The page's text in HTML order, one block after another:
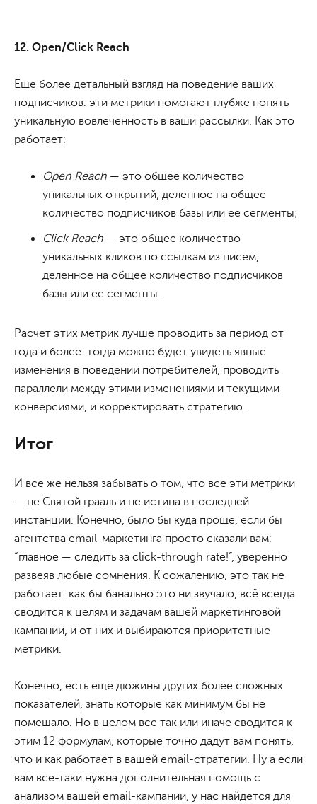
12. Open/Click Reach
Еще более детальный взгляд на поведение ваших
подписчиков: эти метрики помогают глубже понять
уникальную вовлеченность в ваши рассылки. Как это
работает:
Open Reach — это общее количество
уникальных открытий, деленное на общее
количество подписчиков базы или ее сегменты;
Click Reach — это общее количество
уникальных кликов по ссылкам из писем,
деленное на общее количество подписчиков
базы или ее сегменты.
Расчет этих метрик лучше проводить за период от
года и более: тогда можно будет увидеть явные
изменения в поведении потребителей, проводить
параллели между этими изменениями и текущими
конверсиями, и корректировать стратегию.
Итог
И все же нельзя забывать о том, что все эти метрики
— не Святой грааль и не истина в последней
инстанции. Конечно, было бы куда проще, если бы
агентства email-маркетинга просто сказали вам:
“главное — следить за click-through rate!”, уверенно
развеяв любые сомнения. К сожалению, это так не
работает: как бы банально это ни звучало, всё всегда
сводится к целям и задачам вашей маркетинговой
кампании, и от них и выбираются приоритетные
метрики.
Конечно, есть еще дюжины других более сложных
показателей, знать которые как минимум бы не
помешало. Но в целом все так или иначе сводится к
этим 12 формулам, которые точно дадут вам понять,
что и как работает в вашей email-стратегии. Ну а если
вам все-таки нужна дополнительная помощь с
анализом вашей email-кампании, у нас найдется для